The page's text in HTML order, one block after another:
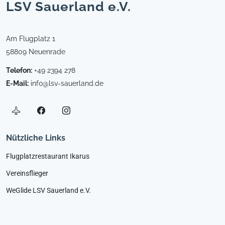
LSV Sauerland e.V.
Am Flugplatz 1
58809 Neuenrade
Telefon: +49 2394 278
E-Mail: info@lsv-sauerland.de
Nützliche Links
Flugplatzrestaurant Ikarus
Vereinsflieger
WeGlide LSV Sauerland e.V.